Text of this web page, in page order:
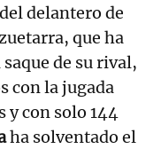
delantero de
que ha
de su rival,
con la jugada
y con solo 144
ha solventado el